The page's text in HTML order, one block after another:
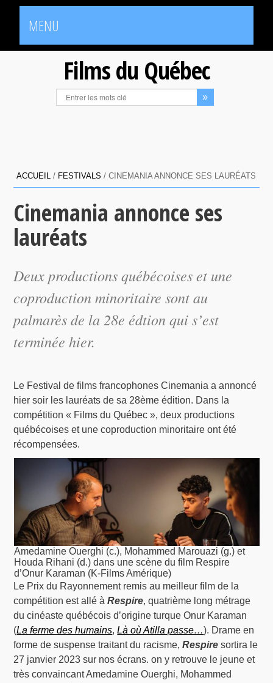
MENU
Films du Québec
ACCUEIL / FESTIVALS /CINEMANIA ANNONCE SES LAURÉATS
Cinemania annonce ses
lauréats
Deux productions québécoises et une
coproduction minoritaire sont au
palmarès de la 28e édtion qui s’est
terminée hier.
Le Festival de films francophones Cinemania a annoncé
hier soir les lauréats de sa 28ème édition. Dans la
compétition « Films du Québec », deux productions
québécoises et une coproduction minoritaire ont été
récompensées.
Amedamine Ouerghi (c.), Mohammed Marouazi (g.) et
Houda Rihani (d.) dans une scène du film Respire
d’Onur Karaman (K-Films Amérique)
Le Prix du Rayonnement remis au meilleur film de la
compétition est allé àRespire, quatrième long métrage
du cinéaste québécois d’origine turque Onur Karaman
(La ferme des humains,Là où Atilla passe…). Drame en
forme de suspense traitant du racisme,Respire sortira le
27 janvier 2023 sur nos écrans. on y retrouve le jeune et
très convaincant Amedamine Ouerghi, Mohammed